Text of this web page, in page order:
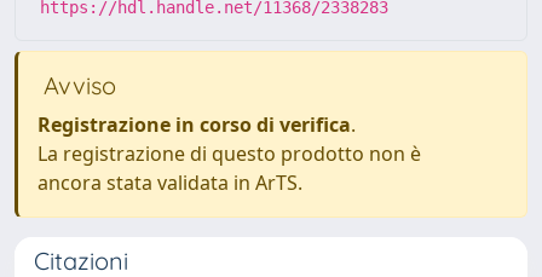
https://hdl.handle.net/11368/2338283
Avviso
Registrazione in corso di verifica.
La registrazione di questo prodotto non è
ancora stata validata in ArTS.
Citazioni